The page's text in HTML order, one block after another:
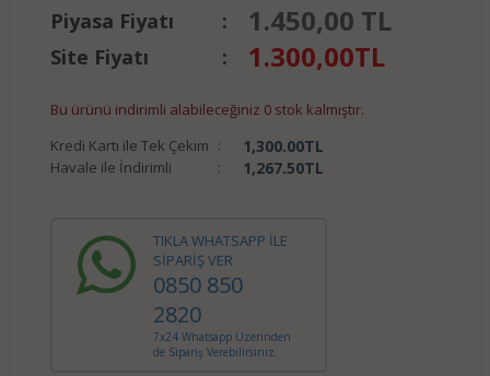
Piyasa Fiyatı : 1.450,00 TL
Site Fiyatı : 1.300,00TL
Bu ürünü indirimli alabileceğiniz 0 stok kalmıştır.
Kredi Kartı ile Tek Çekim : 1,300.00TL
Havale ile İndirimli : 1,267.50TL
TIKLA WHATSAPP İLE
SİPARİŞ VER
0850 850
2820
7x24 Whatsapp Üzerinden
de Sipariş Verebilirsiniz.